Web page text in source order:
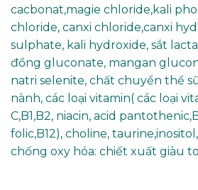
cacbonat,magie chloride,kali
chloride, canxi chloride,canxi
sulphate, kali hydroxide, sắt
đồng gluconate, mangan
natri selenite, chất chuyển thể
nành, các loại vitamin( các loại
C,B1,B2, niacin, acid
folic,B12), choline,
chống oxy hóa: chiết xuất giàu